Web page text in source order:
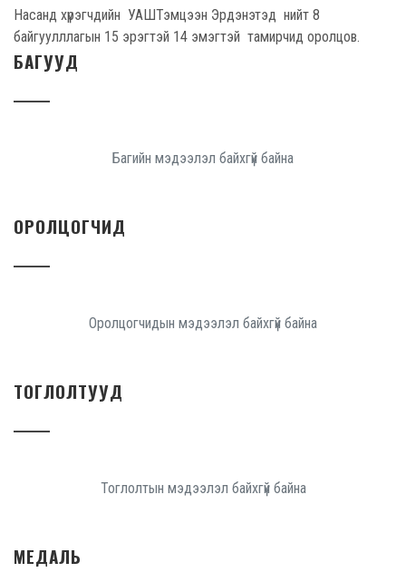
Насанд хүрэгчдийн УАШТэмцээн Эрдэнэтэд нийт 8
байгуулллагын 15 эрэгтэй 14 эмэгтэй тамирчид оролцов.
БАГУУД
Багийн мэдээлэл байхгүй байна
ОРОЛЦОГЧИД
Оролцогчидын мэдээлэл байхгүй байна
ТОГЛОЛТУУД
Тоглолтын мэдээлэл байхгүй байна
МЕДАЛЬ